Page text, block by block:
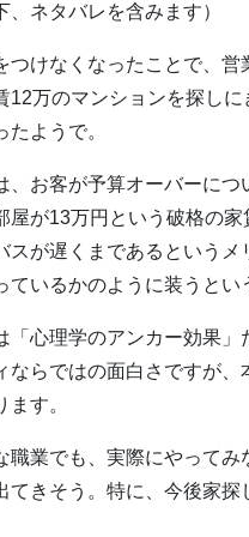
、ネタバレを含みます）
つけなくなったことで、
12万のマンションを探し
たようで。
、お客が予算オーバーに
屋が13万円という破格の
スが遅くまであるという
ているかのように装うとい
「心理学のアンカー効果
ならではの面白さですが
ます。
職業でも、実際にやって
てきそう。特に、今後家探